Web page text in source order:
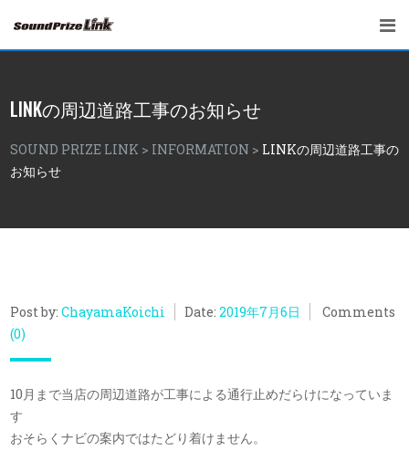
LINKの周辺道路工事のお知らせ
SOUND PRIZE LINK > INFORMATION > LINKの周辺道路工事の
お知らせ
Post by: ChayamaKoichi Date: 2019年7月6日
Comments
(0)
10月まで当店の周辺道路が工事による通行止めだらけになっていま
す
おそらくナビの案内ではたどり着けません。